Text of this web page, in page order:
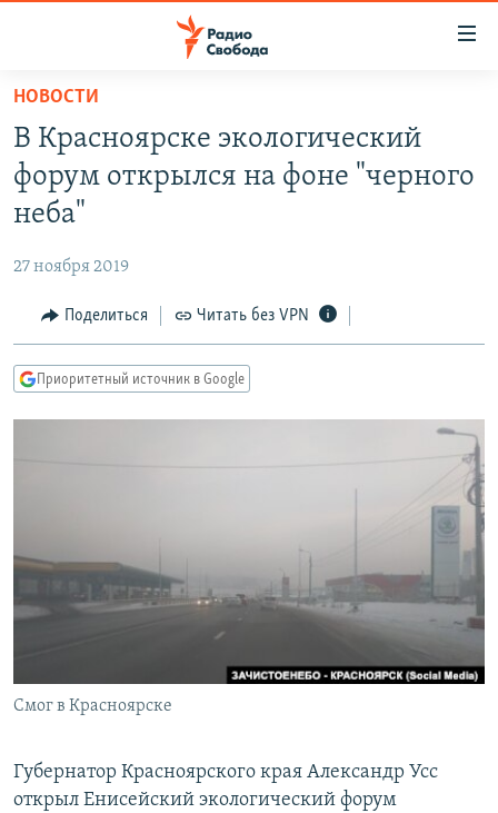
упрощенного
доступа
Вернуться
основному
Вернутся
Вернутся
ПОДКАСТЫ
АВТОРСКИЕ ПРОЕКТЫ
МНЕНИЯ
КУЛЬТУРА
КАВКАЗ.РЕАЛИИ
ПОДПИШИТЕСЬ НА РАССЫЛКУ
СОЦИАЛЬНЫЕ СЕТИ
Все сайты РСЕ/РС
НОВОСТИ
В Красноярске экологический
форум открылся на фоне "черного
неба"
27 ноября 2019
Поделиться Читать без VPN
Приоритетный источник в Google
Смог в Красноярске
Губернатор Красноярского края Александр Усс
открыл Енисейский экологический форум